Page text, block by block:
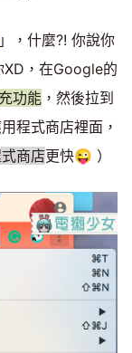
」，什麼?! 你說你
，在Google的
功能 ，然後拉到
程式商店裡面，
商店更快😜 ）